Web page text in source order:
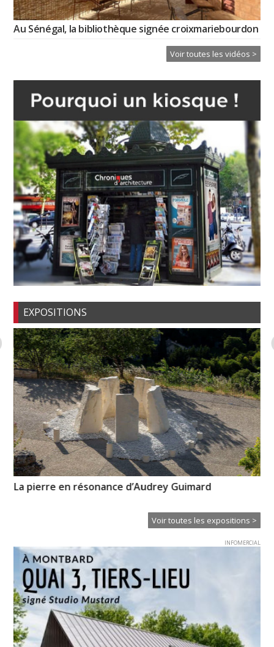
Au Sénégal, la bibliothèque signée croixmariebourdon
Voir toutes les vidéos >
EXPOSITIONS
La pierre en résonance d’Audrey Guimard
Voir toutes les expositions >
INFOMERCIAL